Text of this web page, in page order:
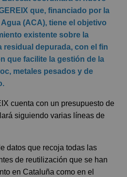
que, financiado por la
(ACA), tiene el objetivo
existente sobre la
residual depurada, con el fin
que facilite la gestión de la
metales pesados ​​y de
cuenta con un presupuesto de
siguiendo varias líneas de
datos que recoja todas las
de reutilización que se han
en Cataluña como en el